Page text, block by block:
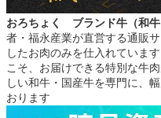
おろちょく ブランド牛（和牛
者・福永産業が直営する通販
したお肉のみを仕入れていま
こそ、お届けできる特別な牛
しい和牛・国産牛を専門に、
おります